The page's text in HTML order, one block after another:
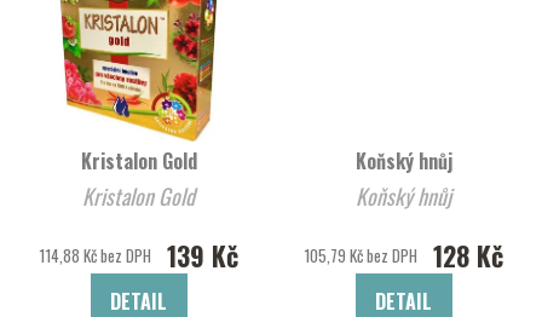
Kristalon Gold
Kristalon Gold
114,88 Kč bez DPH 139 Kč
DETAIL
Koňský hnůj
Koňský hnůj
105,79 Kč bez DPH 128 Kč
DETAIL